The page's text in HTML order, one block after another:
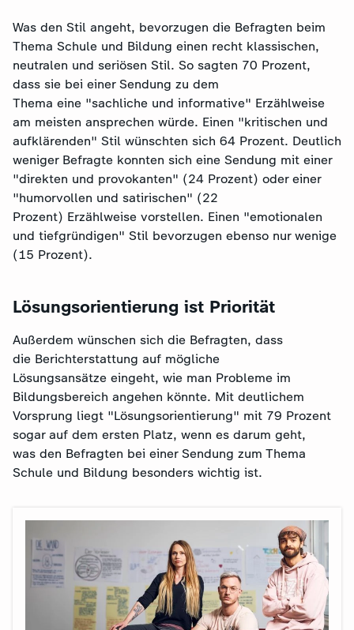
Was den Stil angeht, bevorzugen die Befragten beim
Thema Schule und Bildung einen recht klassischen,
neutralen und seriösen Stil. So sagten 70 Prozent,
dass sie bei einer Sendung zu dem
Thema eine "sachliche und informative" Erzählweise
am meisten ansprechen würde. Einen "kritischen und
aufklärenden" Stil wünschten sich 64 Prozent. Deutlich
weniger Befragte konnten sich eine Sendung mit einer
"direkten und provokanten" (24 Prozent) oder einer
"humorvollen und satirischen" (22
Prozent) Erzählweise vorstellen. Einen "emotionalen
und tiefgründigen" Stil bevorzugen ebenso nur wenige
(15 Prozent).
Lösungsorientierung ist Priorität
Außerdem wünschen sich die Befragten, dass
die Berichterstattung auf mögliche
Lösungsansätze eingeht, wie man Probleme im
Bildungsbereich angehen könnte. Mit deutlichem
Vorsprung liegt "Lösungsorientierung" mit 79 Prozent
sogar auf dem ersten Platz, wenn es darum geht,
was den Befragten bei einer Sendung zum Thema
Schule und Bildung besonders wichtig ist.